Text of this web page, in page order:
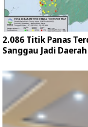
2.086 Titik Panas
Sanggau Jadi